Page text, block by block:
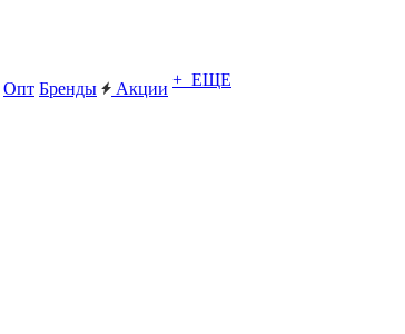
Опт Бренды Акции + ЕЩЕ